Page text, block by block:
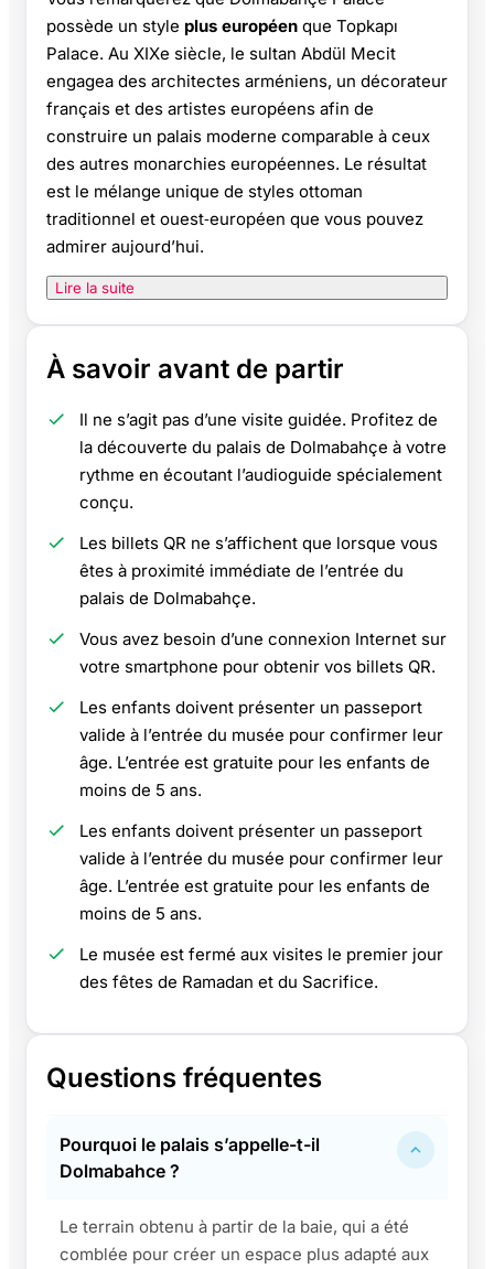
possède un style plus européen que Topkapı
Palace. Au XIXe siècle, le sultan Abdül Mecit
engagea des architectes arméniens, un décorateur
français et des artistes européens afin de
construire un palais moderne comparable à ceux
des autres monarchies européennes. Le résultat
est le mélange unique de styles ottoman
traditionnel et ouest‑européen que vous pouvez
admirer aujourd’hui.
Lire la suite
À savoir avant de partir
Il ne s’agit pas d’une visite guidée. Profitez de
la découverte du palais de Dolmabahçe à votre
rythme en écoutant l’audioguide spécialement
conçu.
Les billets QR ne s’affichent que lorsque vous
êtes à proximité immédiate de l’entrée du
palais de Dolmabahçe.
Vous avez besoin d’une connexion Internet sur
votre smartphone pour obtenir vos billets QR.
Les enfants doivent présenter un passeport
valide à l’entrée du musée pour confirmer leur
âge. L’entrée est gratuite pour les enfants de
moins de 5 ans.
Les enfants doivent présenter un passeport
valide à l’entrée du musée pour confirmer leur
âge. L’entrée est gratuite pour les enfants de
moins de 5 ans.
Le musée est fermé aux visites le premier jour
des fêtes de Ramadan et du Sacrifice.
Questions fréquentes
Pourquoi le palais s’appelle-t-il
Dolmabahce ?
Le terrain obtenu à partir de la baie, qui a été
comblée pour créer un espace plus adapté aux